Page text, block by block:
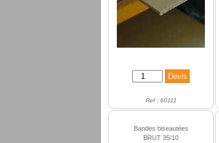
Ref : 60111
Bandes biseautées
BRUT 35/10